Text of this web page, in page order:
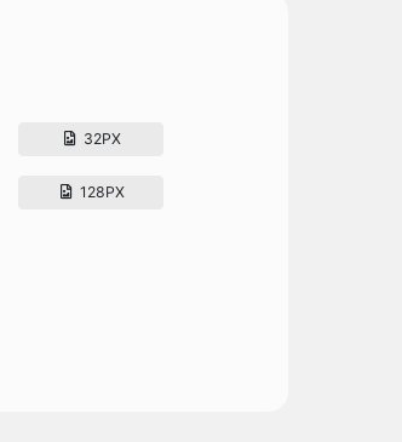
32PX
128PX